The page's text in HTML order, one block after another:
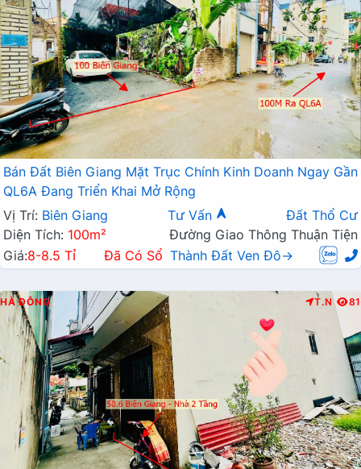
Bán Đất Biên Giang Mặt Trục Chính Kinh Doanh Ngay Gần
QL6A Đang Triển Khai Mở Rộng
Vị Trí: Biên Giang Tư Vấn
Đất Thổ Cư
Diện Tích: 100m²
Đường Giao Thông Thuận Tiện
Giá:8-8.5 Tỉ Đã Có Sổ Thành Đất Ven Đô→
HÀ ĐÔNG T.N 81